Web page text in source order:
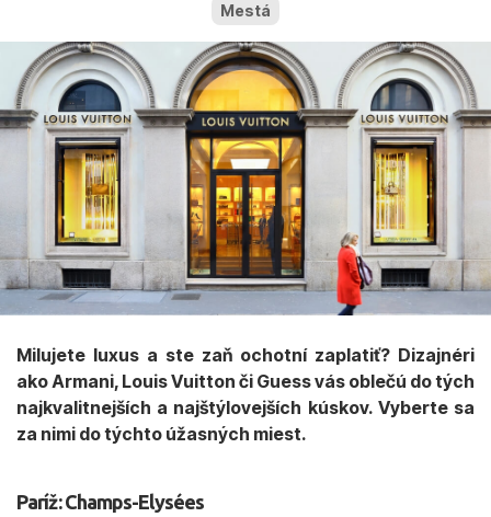
Mestá
Milujete luxus a ste zaň ochotní zaplatiť? Dizajnéri
ako Armani, Louis Vuitton či Guess vás oblečú do tých
najkvalitnejších a najštýlovejších kúskov. Vyberte sa
za nimi do týchto úžasných miest.
Paríž: Champs-Elysées